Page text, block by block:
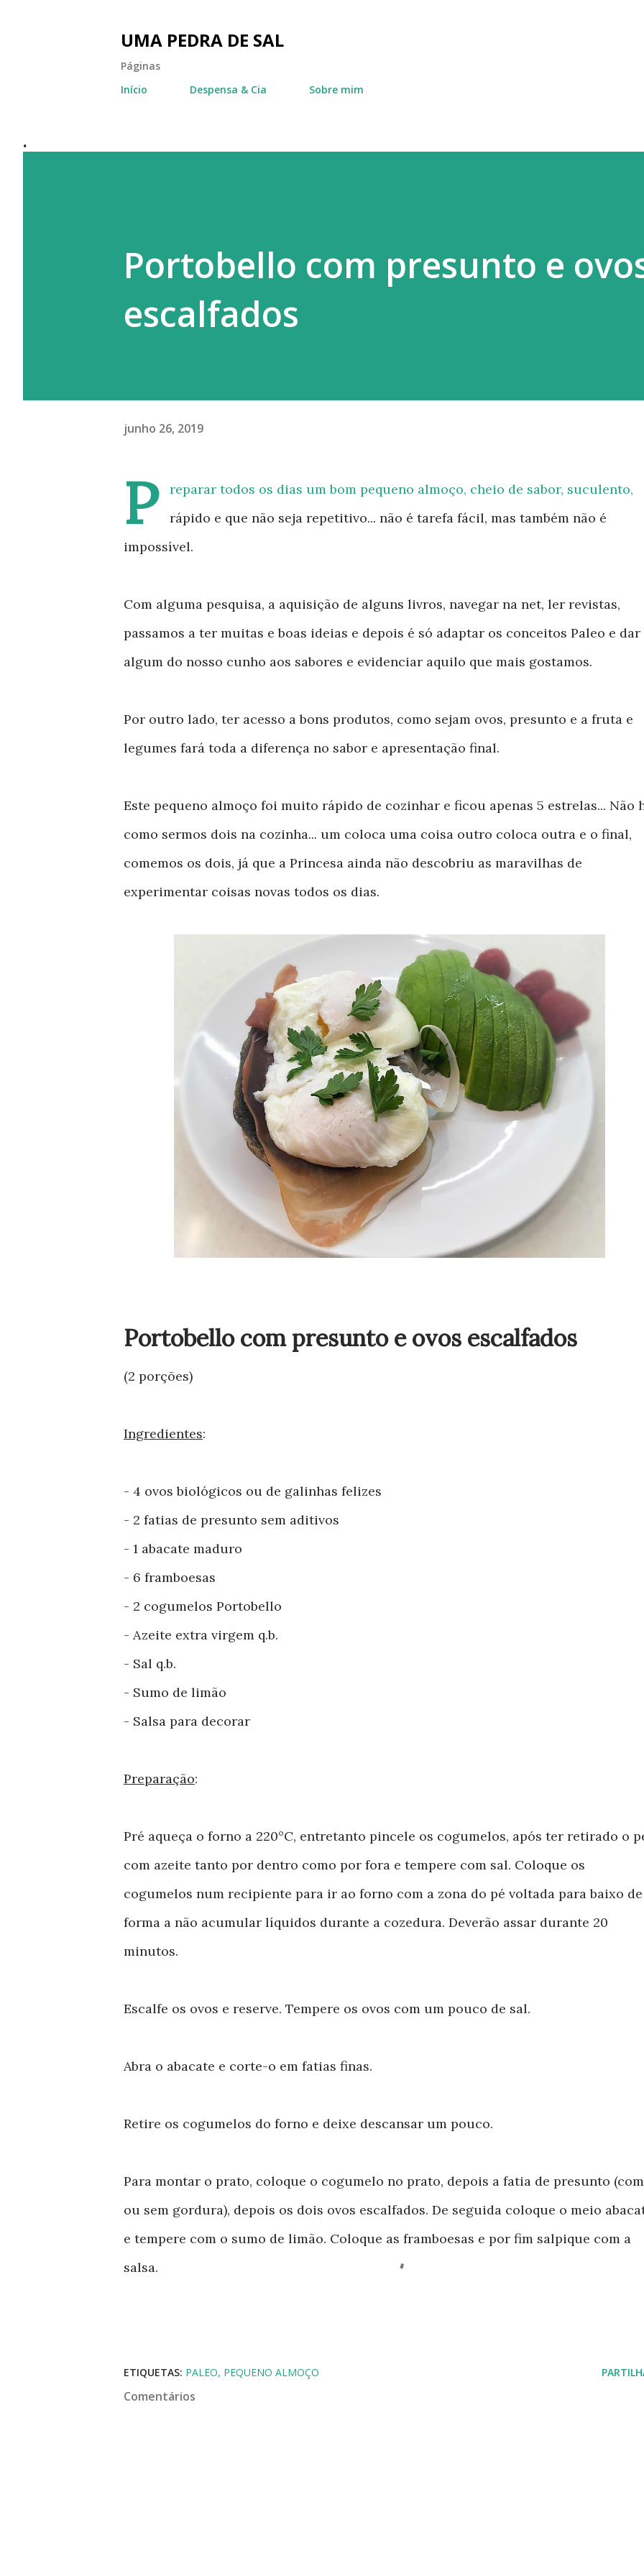
UMA PEDRA DE SAL
Páginas
Início
Despensa & Cia Sobre mim
.
Portobello com presunto e
escalfados
junho 26, 2019
P
reparar todos os dias um bom pequeno almoço, cheio de sabor, suculento,
rápido e que não seja repetitivo... não é tarefa fácil, mas também não é
impossível.
Com alguma pesquisa, a aquisição de alguns livros, navegar na net, ler revistas,
passamos a ter muitas e boas ideias e depois é só adaptar os conceitos Paleo e dar
algum do nosso cunho aos sabores e evidenciar aquilo que mais gostamos.
Por outro lado, ter acesso a bons produtos, como sejam ovos, presunto e a fruta e
legumes fará toda a diferença no sabor e apresentação final.
Este pequeno almoço foi muito rápido de cozinhar e ficou apenas 5 estrelas... Não
como sermos dois na cozinha... um coloca uma coisa outro coloca outra e o final,
comemos os dois, já que a Princesa ainda não descobriu as maravilhas de
experimentar coisas novas todos os dias.
Portobello com presunto e ovos escalfados
(2 porções)
Ingredientes:
- 4 ovos biológicos ou de galinhas felizes
- 2 fatias de presunto sem aditivos
- 1 abacate maduro
- 6 framboesas
- 2 cogumelos Portobello
- Azeite extra virgem q.b.
- Sal q.b.
- Sumo de limão
- Salsa para decorar
Preparação:
Pré aqueça o forno a 220°C, entretanto pincele os cogumelos, após ter retirado o
com azeite tanto por dentro como por fora e tempere com sal. Coloque os
cogumelos num recipiente para ir ao forno com a zona do pé voltada para baixo de
forma a não acumular líquidos durante a cozedura. Deverão assar durante 20
minutos.
Escalfe os ovos e reserve. Tempere os ovos com um pouco de sal.
Abra o abacate e corte-o em fatias finas.
Retire os cogumelos do forno e deixe descansar um pouco.
Para montar o prato, coloque o cogumelo no prato, depois a fatia de presunto (com
ou sem gordura), depois os dois ovos escalfados. De seguida coloque o meio
e tempere com o sumo de limão. Coloque as framboesas e por fim salpique com a
salsa.
ETIQUETAS: PALEO PEQUENO ALMOÇO
Comentários